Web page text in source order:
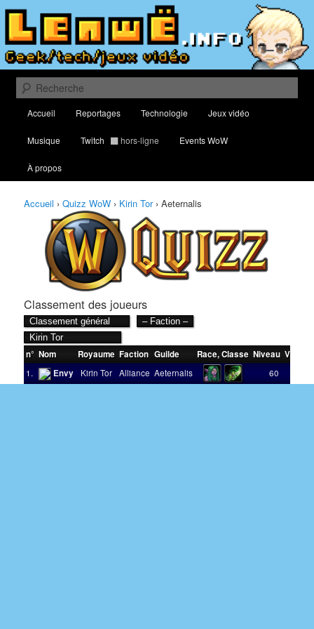
Aller
contenu
principal
Aller
contenu
secondaireLenwë – Culture geek, tech et jeux
vidéo
Classement des meilleurs joueurs au Quizz World of Warcraft
Recherche
principal
Accueil Reportages Technologie Jeux vidéo
Musique Twitch hors-ligne Events WoW
À propos
Accueil › Quizz WoW › Kirin Tor › Aeternalis
Classement des joueurs
n° Nom Royaume Faction Guilde Race,Classe Niveau
1. Envy Kirin Tor Alliance Aeternalis 60